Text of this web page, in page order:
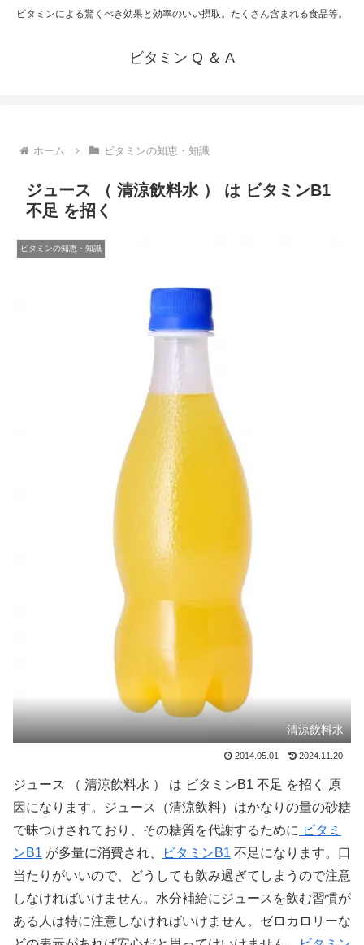
ビタミンによる驚くべき効果と効率のいい摂取。たくさん含まれる食品等。
ビタミン Q ＆ A
ホーム ビタミンの知恵・知識
ジュース （ 清涼飲料水 ） は ビタミンB1
不足 を招く
ビタミンの知恵・知識
清涼飲料水
2014.05.01 2024.11.20
ジュース （ 清涼飲料水 ） は ビタミンB1 不足 を招く 原
因になります。ジュース（清涼飲料）はかなりの量の砂糖
で昧つけされており、その糖質を代謝するために ビタミ
ンB1 が多量に消費され、 ビタミンB1 不足になります。口
当たりがいいので、どうしても飲み過ぎてしまうので注意
しなければいけません。水分補給にジュースを飲む習慣が
ある人は特に注意しなければいけません。ゼロカロリーな